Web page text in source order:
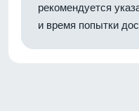
рекомендуется
и время попытки